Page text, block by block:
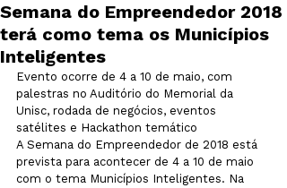
Semana do Empreendedor 2018
terá como tema os Municípios
Inteligentes
Evento ocorre de 4 a 10 de maio, com
palestras no Auditório do Memorial da
Unisc, rodada de negócios, eventos
satélites e Hackathon temático
A Semana do Empreendedor de 2018 está
prevista para acontecer de 4 a 10 de maio
com o tema Municípios Inteligentes. Na